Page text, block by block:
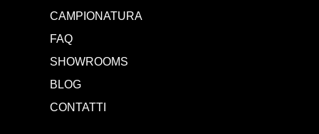
CAMPIONATURA
FAQ
SHOWROOMS
BLOG
CONTATTI